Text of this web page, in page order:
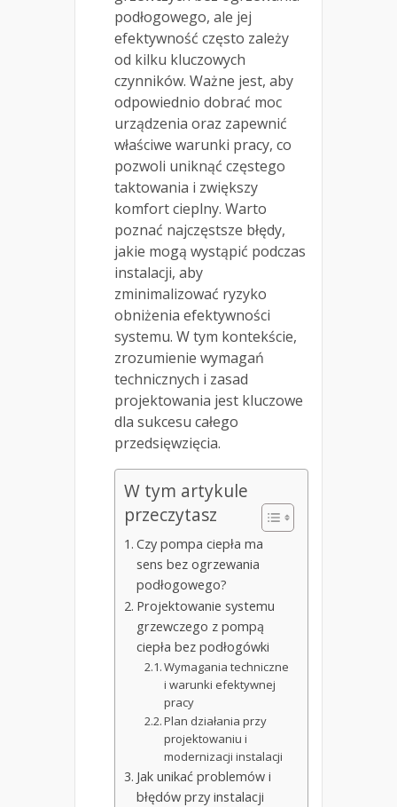
podłogowego, ale jej
efektywność często zależy
od kilku kluczowych
czynników. Ważne jest, aby
odpowiednio dobrać moc
urządzenia oraz zapewnić
właściwe warunki pracy, co
pozwoli uniknąć częstego
taktowania i zwiększy
komfort cieplny. Warto
poznać najczęstsze błędy,
jakie mogą wystąpić podczas
instalacji, aby
zminimalizować ryzyko
obniżenia efektywności
systemu. W tym kontekście,
zrozumienie wymagań
technicznych i zasad
projektowania jest kluczowe
dla sukcesu całego
przedsięwzięcia.
W tym artykule
przeczytasz
Czy pompa ciepła ma
sens bez ogrzewania
podłogowego?
Projektowanie systemu
grzewczego z pompą
ciepła bez podłogówki
Wymagania techniczne
i warunki efektywnej
pracy
Plan działania przy
projektowaniu i
modernizacji instalacji
Jak unikać problemów i
błędów przy instalacji